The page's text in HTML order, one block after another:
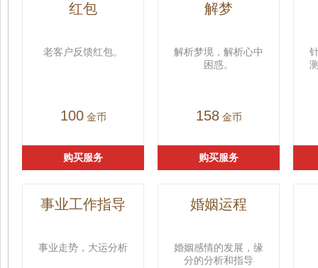
红包
老客户反馈红包。
100金币
购买服务
解梦
解析梦境，解析心中
困惑。
158金币
购买服务
事业工作指导
事业走势，大运分析
婚姻运程
婚姻感情的发展，缘
分的分析和指导